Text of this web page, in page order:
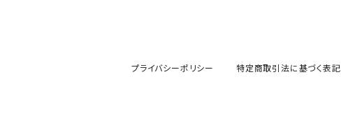
プライバシーポリシー 特定商取引法に基づく表記